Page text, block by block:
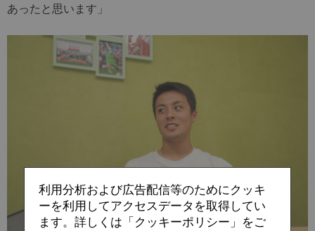
あったと思います」
利用分析および広告配信等のためにクッキ
ーを利用してアクセスデータを取得してい
ます。詳しくは「クッキーポリシー」をご